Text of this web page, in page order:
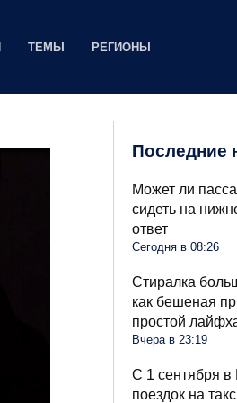
ТЕМЫ РЕГИОНЫ
Последние
Может ли
сидеть на
ответ
Сегодня в 08:26
Стиралка
как бешеная
простой
Вчера в 23:19
С 1 сентября
поездок на